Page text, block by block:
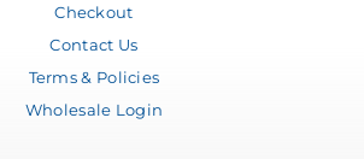
Checkout
Contact Us
Terms & Policies
Wholesale Login